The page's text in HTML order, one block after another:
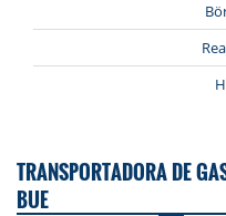
TRANSPORTADORA DE
BUE